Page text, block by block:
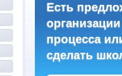
Есть
процесса
сделать